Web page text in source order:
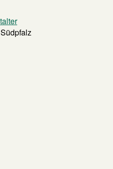
Südpfalz